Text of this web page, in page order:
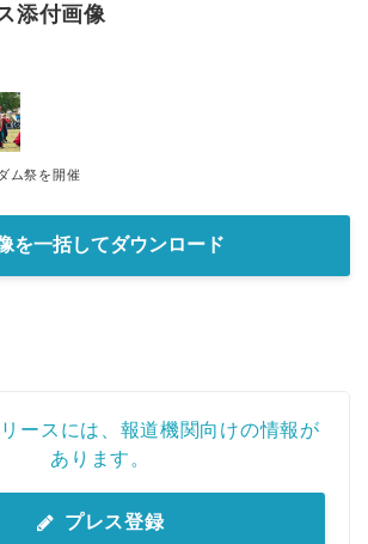
添付画像
ム祭を開催
を一括してダウンロード
ースには、報道機関向けの情報が
あります。
プレス登録